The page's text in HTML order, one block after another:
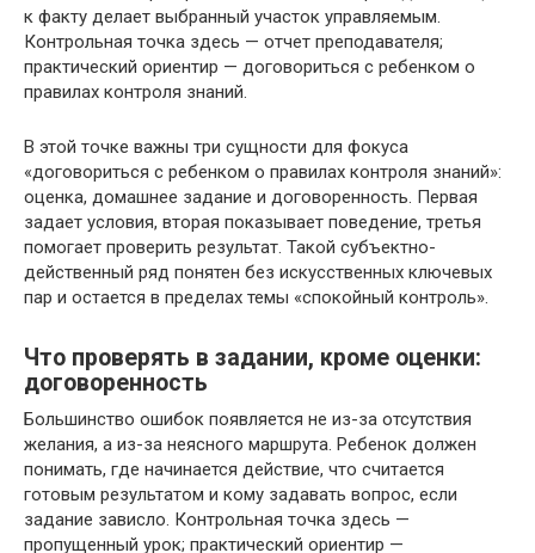
к факту делает выбранный участок управляемым.
Контрольная точка здесь — отчет преподавателя;
практический ориентир — договориться с ребенком о
правилах контроля знаний.
В этой точке важны три сущности для фокуса
«договориться с ребенком о правилах контроля знаний»:
оценка, домашнее задание и договоренность. Первая
задает условия, вторая показывает поведение, третья
помогает проверить результат. Такой субъектно-
действенный ряд понятен без искусственных ключевых
пар и остается в пределах темы «спокойный контроль».
Что проверять в задании, кроме оценки:
договоренность
Большинство ошибок появляется не из-за отсутствия
желания, а из-за неясного маршрута. Ребенок должен
понимать, где начинается действие, что считается
готовым результатом и кому задавать вопрос, если
задание зависло. Контрольная точка здесь —
пропущенный урок; практический ориентир —